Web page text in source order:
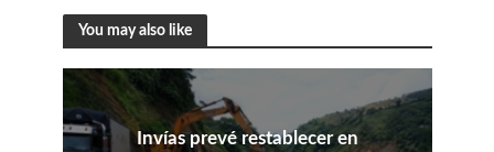
You may also like
Invías prevé restablecer en